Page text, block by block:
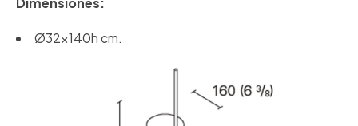
Ø32x140h cm.